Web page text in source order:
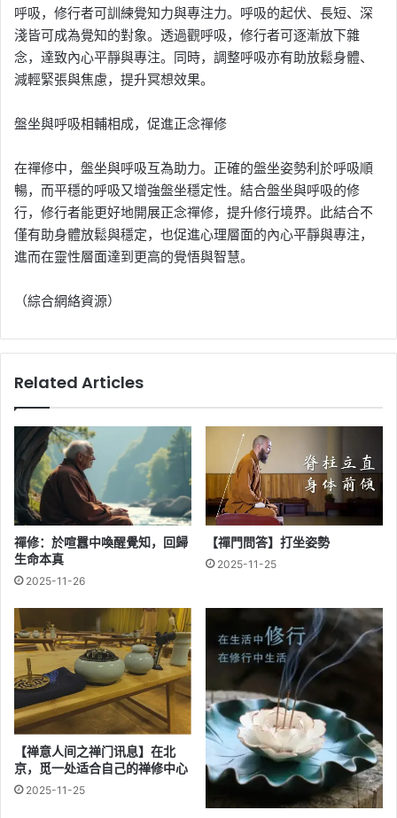
呼吸，修行者可訓練覺知力與專注力。呼吸的起伏、長短、深
淺皆可成為覺知的對象。透過觀呼吸，修行者可逐漸放下雜
念，達致內心平靜與專注。同時，調整呼吸亦有助放鬆身體、
減輕緊張與焦慮，提升冥想效果。
盤坐與呼吸相輔相成，促進正念禪修
在禪修中，盤坐與呼吸互為助力。正確的盤坐姿勢利於呼吸順
暢，而平穩的呼吸又增強盤坐穩定性。結合盤坐與呼吸的修
行，修行者能更好地開展正念禪修，提升修行境界。此結合不
僅有助身體放鬆與穩定，也促進心理層面的內心平靜與專注，
進而在靈性層面達到更高的覺悟與智慧。
（綜合網絡資源）
Related Articles
禪修：於喧囂中喚醒覺知，回歸
生命本真
2025-11-26
【禪門問答】打坐姿勢
2025-11-25
【禅意人间之禅门讯息】在北
京，觅一处适合自己的禅修中心
2025-11-25